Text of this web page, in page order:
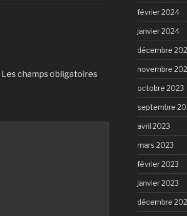
Les champs obligatoires
février 2024
janvier 2024
décembre
novembre
octobre 2023
septembre
avril 2023
mars 2023
février 2023
janvier 2023
décembre